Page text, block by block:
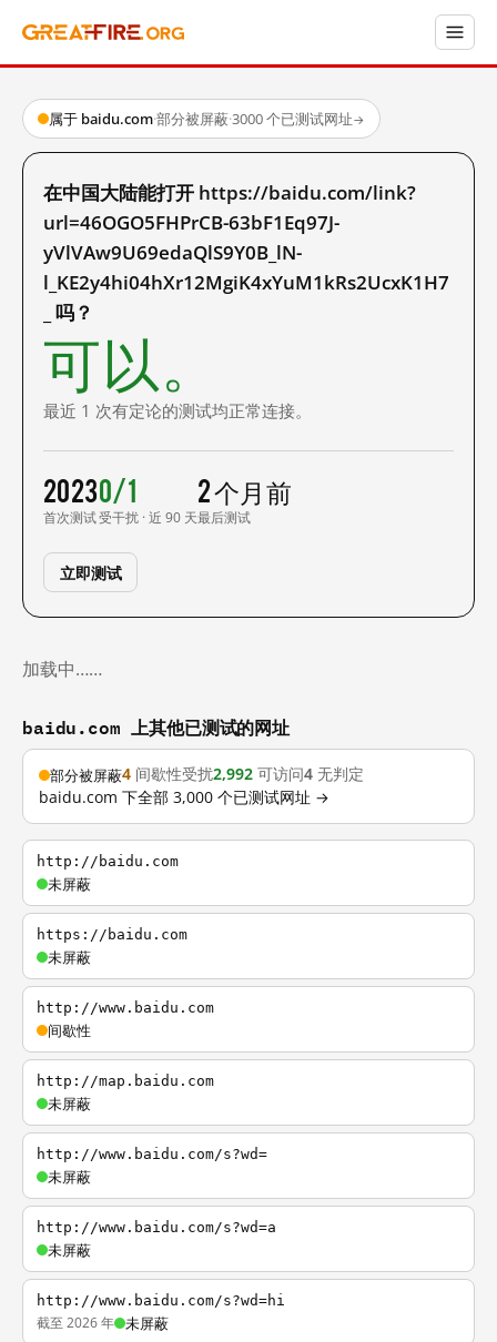
属于 baidu.com·部分被屏蔽·3000 个已测试网址→
在中国大陆能打开 https://baidu.com/link?
url=46OGO5FHPrCB-63bF1Eq97J-
yVlVAw9U69edaQlS9Y0B_lN-
l_KE2y4hi04hXr12MgiK4xYuM1kRs2UcxK1H7
_ 吗？
可以。
最近 1 次有定论的测试均正常连接。
2023
首次测试
0/1
受干扰 · 近 90 天
2 个月前
最后测试
立即测试
加载中……
baidu.com 上其他已测试的网址
部分被屏蔽4 间歇性受扰2,992 可访问4 无判定
baidu.com 下全部 3,000 个已测试网址 →
http://baidu.com
未屏蔽
https://baidu.com
未屏蔽
http://www.baidu.com
间歇性
http://map.baidu.com
未屏蔽
http://www.baidu.com/s?wd=
未屏蔽
http://www.baidu.com/s?wd=a
未屏蔽
http://www.baidu.com/s?wd=hi
截至 2026 年 未屏蔽